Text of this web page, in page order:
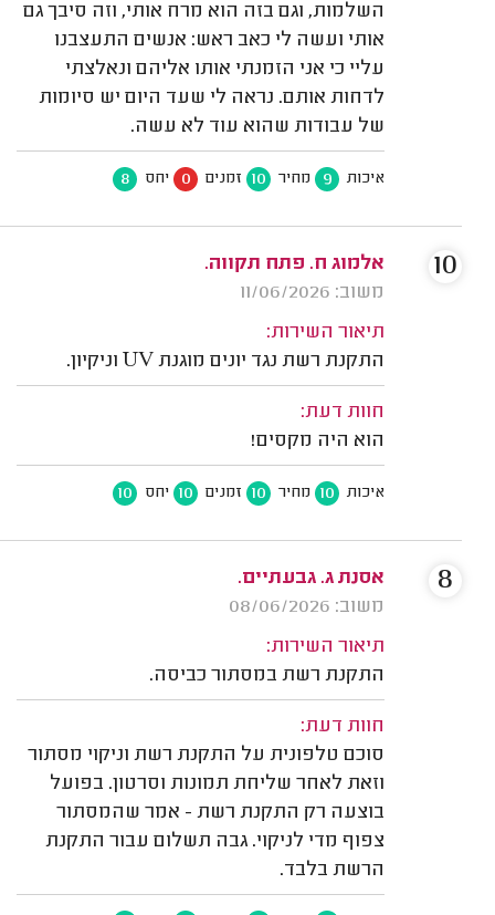
השלמות, וגם בזה הוא מרח אותי, וזה סיבך גם
אותי ועשה לי כאב ראש: אנשים התעצבנו
עליי כי אני הזמנתי אותו אליהם ונאלצתי
לדחות אותם. נראה לי שעד היום יש סיומות
של עבודות שהוא עוד לא עשה.
איכות 9 מחיר 10 זמנים 0 יחס 8
אלמוג ח. פתח תקווה.
משוב: 11/06/2026
תיאור השירות:
התקנת רשת נגד יונים מוגנת UV וניקיון.
חוות דעת:
הוא היה מקסים!
איכות 10 מחיר 10 זמנים 10 יחס 10
10
אסנת ג. גבעתיים.
משוב: 08/06/2026
תיאור השירות:
התקנת רשת במסתור כביסה.
חוות דעת:
סוכם טלפונית על התקנת רשת וניקוי מסתור
וזאת לאחר שליחת תמונות וסרטון. בפועל
בוצעה רק התקנת רשת - אמר שהמסתור
צפוף מדי לניקוי. גבה תשלום עבור התקנת
הרשת בלבד.
8